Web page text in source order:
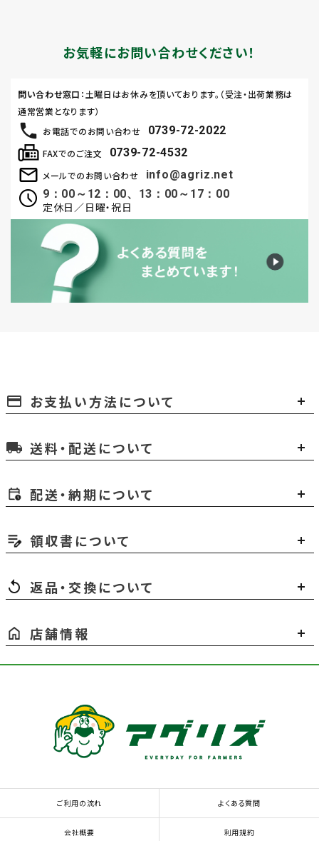
お気軽にお問い合わせください！
お電話でのお問い合わせ 0739-72-2022
メールでのお問い合わせ
info@agriz.net
9：00～12：00、13：00～17：00
定休日／日曜・祝日
FAXでのご注文 0739-72-4532
問い合わせ窓口 ：土曜日はお休みを頂いております。（受注・出荷業務は
通常営業となります）
payment お支払い方法について
local_shipping 送料・配送について
配送・納期について
領収書について
返品・交換について
店舗情報
ご利用の流れ よくある質問
会社概要 利用規約